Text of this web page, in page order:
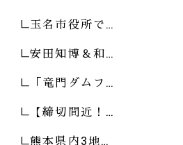
玉名市役所で…
安田知博＆和…
「竜門ダムフ…
【締切間近！…
熊本県内3地…